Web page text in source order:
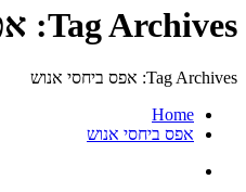
Tag Archives: אפס ביחסי אנוש
Tag Archives: אפס ביחסי אנוש
Home
אפס ביחסי אנוש